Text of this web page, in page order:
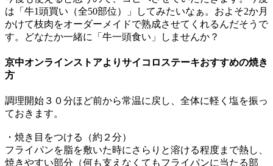
は「牛1頭買い（全50部位）」してみたいなぁ。およそ2か月
かけて枝肉をオーダーメイドで熟成させてくれるんだそうで
す。どなたか一緒に「牛一頭食い」しませんか？
京中オンラインストアよりサイコロステーキおすすめの焼き
方
調理開始３０分ほど前から常温に戻し、全体に軽く塩を振っ
ておきます。
・焼き目をつける（約２分）
フライパンを脂を敷いた時にさらりと溶ける程度まで熱し、
焼きやすい部分（何も支えなくてもフライパンに当たる部